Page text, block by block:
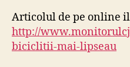
Articolul de pe online
http://
biciclitii-mai-lipseau